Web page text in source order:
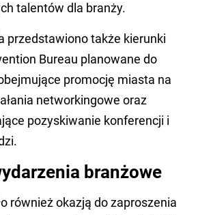
talentów dla branży.
przedstawiono także kierunki
Bureau planowane do
promocję miasta na
networkingowe oraz
pozyskiwanie konferencji i
branżowe
również okazją do zaproszenia